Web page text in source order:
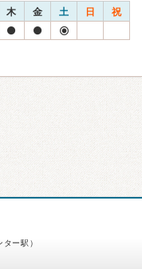
木 金 土 日 祝
ー駅）